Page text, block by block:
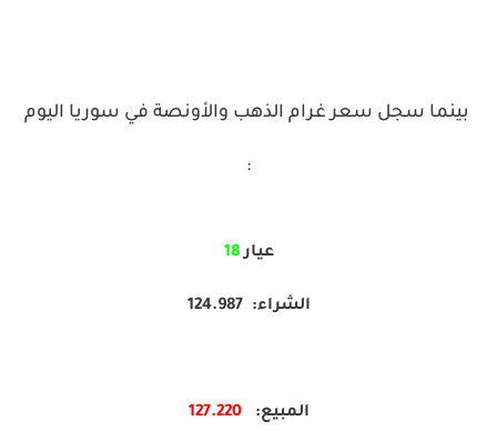
بينما سجل سعر غرام الذهب والأونصة في سوريا اليوم
:
عيار18
الشراء: 124.987
المبيع: 127.220